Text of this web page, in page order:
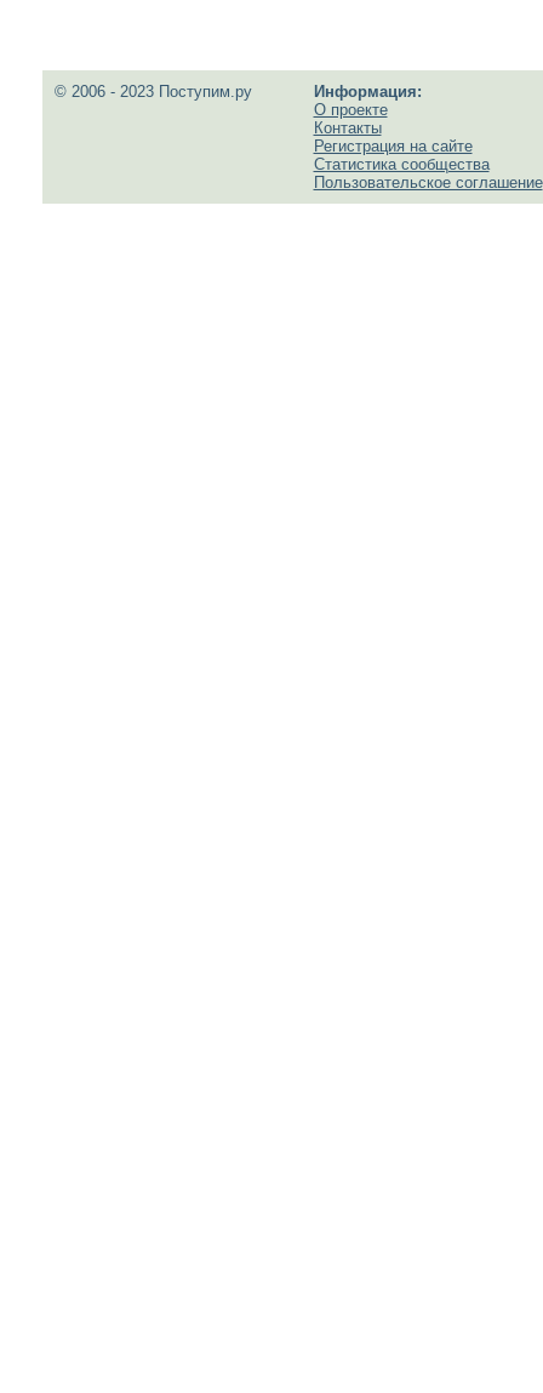
© 2006 - 2023 Поступим.ру
Информация:
О проекте
Контакты
Регистрация на сайте
Статистика сообщества
Пользовательское соглашение